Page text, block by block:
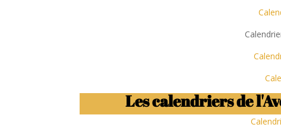
Les calendriers de